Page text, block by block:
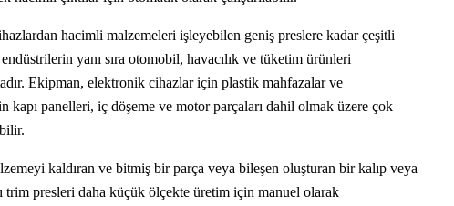
hacimli malzemeleri işleyebilen geniş preslere kadar çeşitli
yanı sıra otomobil, havacılık ve tüketim ürünleri
Ekipman, elektronik cihazlar için plastik mahfazalar ve
kapı panelleri, iç döşeme ve motor parçaları dahil olmak üzere çok
kaldıran ve bitmiş bir parça veya bileşen oluşturan bir kalıp veya
trim presleri daha küçük ölçekte üretim için manuel olarak